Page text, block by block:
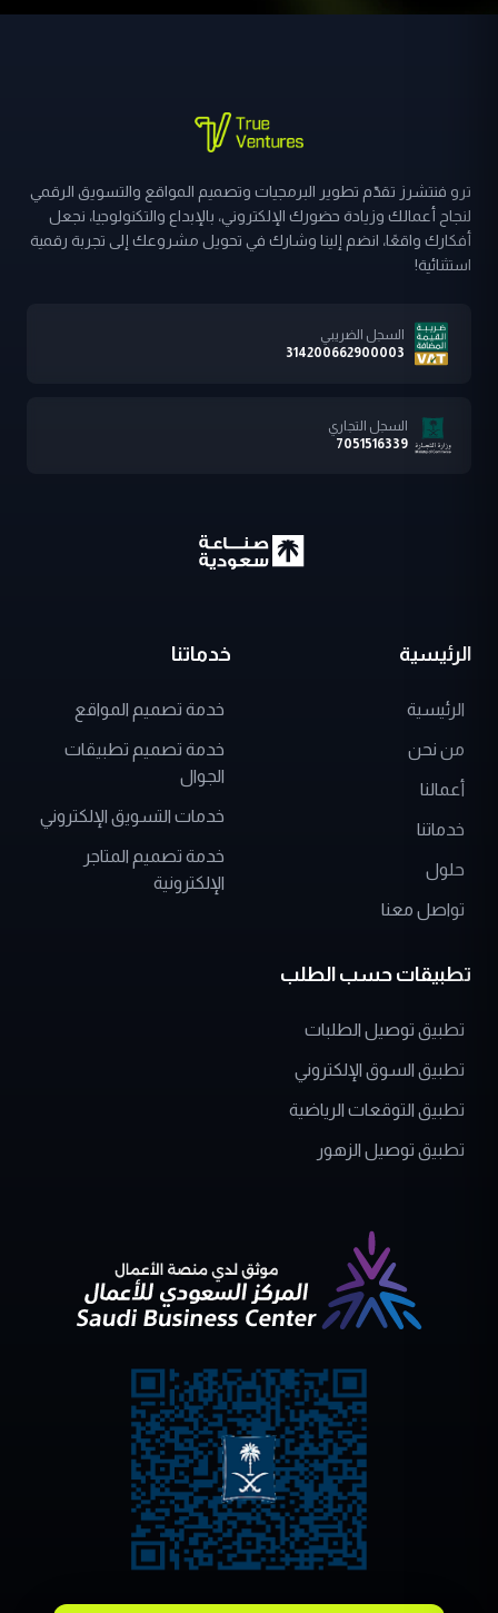
ترو فنتشرز تقدّم تطوير البرمجيات وتصميم المواقع والتسويق الرقمي
لنجاح أعمالك وزيادة حضورك الإلكتروني، بالإبداع والتكنولوجيا، نجعل
أفكارك واقعًا، انضم إلينا وشارك في تحويل مشروعك إلى تجربة رقمية
استثنائية!
السجل الضريبي
314200662900003
السجل التجاري
7051516339
الرئيسية
الرئيسية
من نحن
أعمالنا
خدماتنا
حلول
تواصل معنا
خدماتنا
خدمة تصميم المواقع
خدمة تصميم تطبيقات
الجوال
خدمات التسويق الإلكتروني
خدمة تصميم المتاجر
الإلكترونية
تطبيقات حسب الطلب
تطبيق توصيل الطلبات
تطبيق السوق الإلكتروني
تطبيق التوقعات الرياضية
تطبيق توصيل الزهور